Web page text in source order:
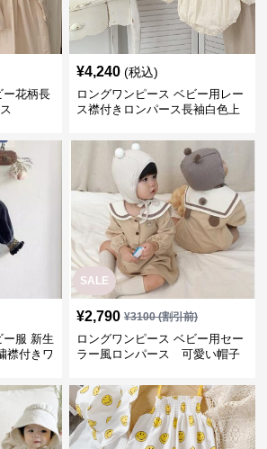
ー花柄長
¥4,240 (税込)
ロングワンピース ベビー用レー
ス襟付きロンパース長袖白色上
ー服 新生
襟付きワ
SALE
¥2,790 ¥3100(割引前)
ロングワンピース ベビー用セー
ラー風ロンパース 可愛い帽子